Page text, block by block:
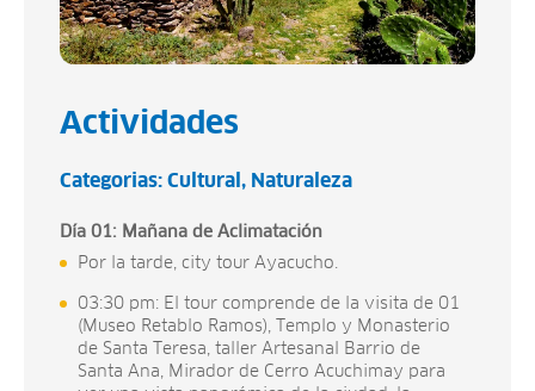
Actividades
Categorias: Cultural Naturaleza
Día 01: Mañana de Aclimatación
Por la tarde, city tour Ayacucho.
03:30 pm: El tour comprende de la visita de 01
(Museo Retablo Ramos), Templo y Monasterio
de Santa Teresa, taller Artesanal Barrio de
Santa Ana, Mirador de Cerro Acuchimay para